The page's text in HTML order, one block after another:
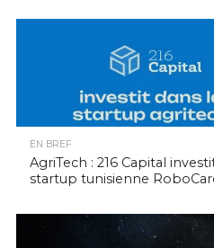
EN BREF
AgriTech : 216 Capital
startup tunisienne